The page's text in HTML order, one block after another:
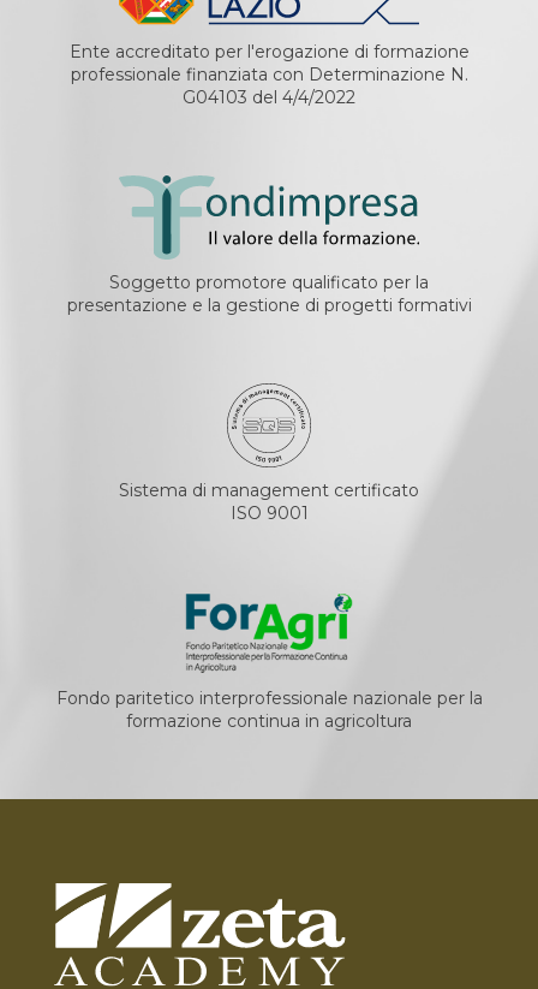
Ente accreditato per l'erogazione di formazione
professionale finanziata con Determinazione N.
G04103 del 4/4/2022
Soggetto promotore qualificato per la
presentazione e la gestione di progetti formativi
Sistema di management certificato
ISO 9001
Fondo paritetico interprofessionale nazionale per la
formazione continua in agricoltura